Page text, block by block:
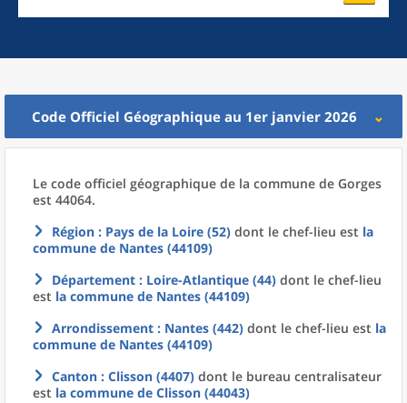
Code Officiel Géographique au 1er janvier 2026
Le code officiel géographique de la commune de Gorges
est 44064.
Région : Pays de la Loire (52) dont le chef-lieu est la
commune de Nantes (44109)
Département : Loire-Atlantique (44) dont le chef-lieu
est la commune de Nantes (44109)
Arrondissement : Nantes (442) dont le chef-lieu est la
commune de Nantes (44109)
Canton : Clisson (4407) dont le bureau centralisateur
est la commune de Clisson (44043)